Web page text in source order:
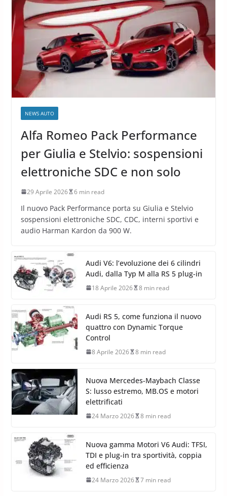
NEWS AUTO
Alfa Romeo Pack Performance
per Giulia e Stelvio: sospensioni
elettroniche SDC e non solo
29 Aprile 2026 6 min read
Il nuovo Pack Performance porta su Giulia e Stelvio
sospensioni elettroniche SDC, CDC, interni sportivi e
audio Harman Kardon da 900 W.
Audi V6: l’evoluzione dei 6 cilindri
Audi, dalla Typ M alla RS 5 plug-in
18 Aprile 2026 8 min read
Audi RS 5, come funziona il nuovo
quattro con Dynamic Torque
Control
8 Aprile 2026 8 min read
Nuova Mercedes-Maybach Classe
S: lusso estremo, MB.OS e motori
elettrificati
24 Marzo 2026 8 min read
Nuova gamma Motori V6 Audi: TFSI,
TDI e plug-in tra sportività, coppia
ed efficienza
24 Marzo 2026 7 min read